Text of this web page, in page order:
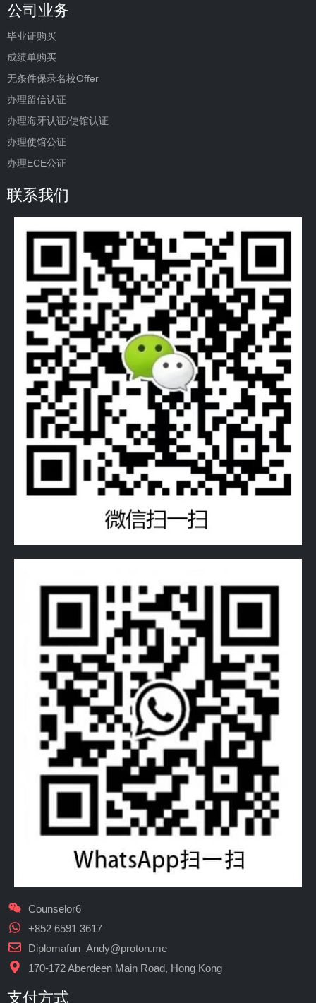
公司业务
毕业证购买
成绩单购买
无条件保录名校Offer
办理留信认证
办理海牙认证/使馆认证
办理使馆公证
办理ECE公证
联系我们
Counselor6
+852 6591 3617
Diplomafun_Andy@proton.me
170-172 Aberdeen Main Road, Hong Kong
支付方式